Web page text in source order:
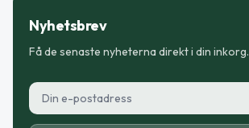
Nyhetsbrev
Få de senaste nyheterna direkt i din inkorg.